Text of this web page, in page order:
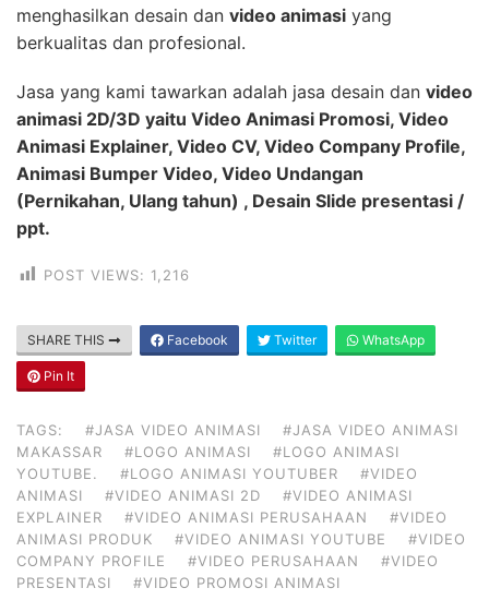
menghasilkan desain dan video animasi yang
berkualitas dan profesional.
Jasa yang kami tawarkan adalah jasa desain dan video
animasi 2D/3D yaitu Video Animasi Promosi, Video
Animasi Explainer, Video CV, Video Company Profile,
Animasi Bumper Video, Video Undangan
(Pernikahan, Ulang tahun) , Desain Slide presentasi /
ppt.
POST VIEWS: 1,216
SHARE THIS Facebook Twitter WhatsApp
Pin It
TAGS: #JASA VIDEO ANIMASI
#JASA VIDEO ANIMASI
MAKASSAR
#LOGO ANIMASI
#LOGO ANIMASI
YOUTUBE.
#LOGO ANIMASI YOUTUBER
#VIDEO
ANIMASI
#VIDEO ANIMASI 2D
#VIDEO ANIMASI
EXPLAINER
#VIDEO ANIMASI PERUSAHAAN
#VIDEO
ANIMASI PRODUK
#VIDEO ANIMASI YOUTUBE
#VIDEO
COMPANY PROFILE
#VIDEO PERUSAHAAN
#VIDEO
PRESENTASI
#VIDEO PROMOSI ANIMASI